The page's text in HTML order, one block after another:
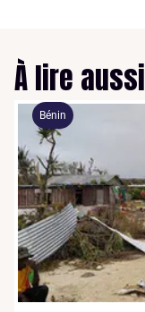
À lire aussi
Bénin